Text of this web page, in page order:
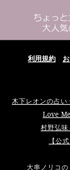
利用規約
木下レオンの占い
Love
村野弘味
【公
大串ノリコ